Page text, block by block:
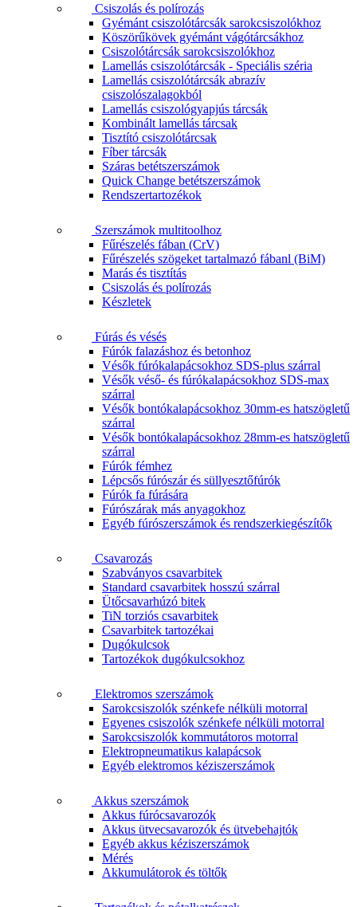
Csiszolás és polírozás
Gyémánt csiszolótárcsák sarokcsiszolókhoz
Köszörűkövek gyémánt vágótárcsákhoz
Csiszolótárcsák sarokcsiszolókhoz
Lamellás csiszolótárcsák - Speciális széria
Lamellás csiszolótárcsák abrazív
csiszolószalagokból
Lamellás csiszológyapjús tárcsák
Kombinált lamellás tárcsak
Tisztító csiszolótárcsak
Fíber tárcsák
Száras betétszerszámok
Quick Change betétszerszámok
Rendszertartozékok
Szerszámok multitoolhoz
Fűrészelés fában (CrV)
Fűrészelés szögeket tartalmazó fábanl (BiM)
Marás és tisztítás
Csiszolás és polírozás
Készletek
Fúrás és vésés
Fúrók falazáshoz és betonhoz
Vésők fúrókalapácsokhoz SDS-plus szárral
Vésők véső- és fúrókalapácsokhoz SDS-max
szárral
Vésők bontókalapácsokhoz 30mm-es hatszögletű
szárral
Vésők bontókalapácsokhoz 28mm-es hatszögletű
szárral
Fúrók fémhez
Lépcsős fúrószár és süllyesztőfúrók
Fúrók fa fúrására
Fúrószárak más anyagokhoz
Egyéb fúrószerszámok és rendszerkiegészítők
Csavarozás
Szabványos csavarbitek
Standard csavarbitek hosszú szárral
Ütőcsavarhúzó bitek
TiN torziós csavarbitek
Csavarbitek tartozékai
Dugókulcsok
Tartozékok dugókulcsokhoz
Elektromos szerszámok
Sarokcsiszolók szénkefe nélküli motorral
Egyenes csiszolók szénkefe nélküli motorral
Sarokcsiszolók kommutátoros motorral
Elektropneumatikus kalapácsok
Egyéb elektromos kéziszerszámok
Akkus szerszámok
Akkus fúrócsavarozók
Akkus ütvecsavarozók és ütvebehajtók
Egyéb akkus kéziszerszámok
Mérés
Akkumulátorok és töltők